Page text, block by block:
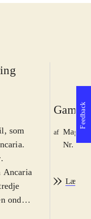
som
.
Ancaria
onde
Game
af
Nr.
Læs
Feedback